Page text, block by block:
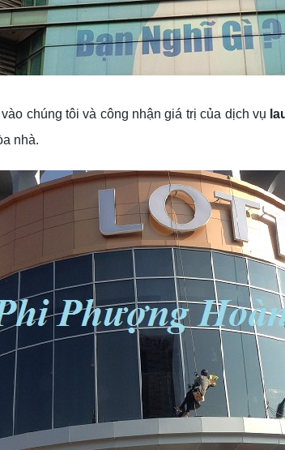
chúng tôi và công nhận giá trị của dịch vụ
nhà.